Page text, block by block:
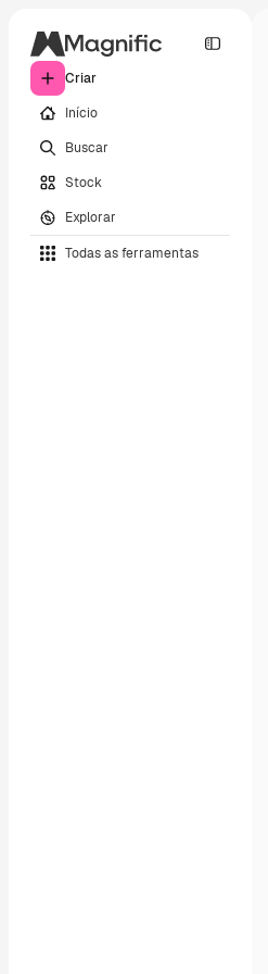
Criar
Início
Buscar
Stock
Explorar
Todas as ferramentas